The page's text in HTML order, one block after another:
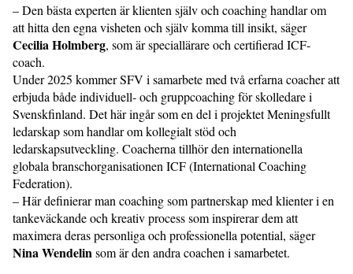
– Den bästa experten är klienten själv och coaching handlar om
att hitta den egna visheten och själv komma till insikt, säger
Cecilia Holmberg, som är speciallärare och certifierad ICF-
coach.
Under 2025 kommer SFV i samarbete med två erfarna coacher att
erbjuda både individuell- och gruppcoaching för skolledare i
Svenskfinland. Det här ingår som en del i projektet Meningsfullt
ledarskap som handlar om kollegialt stöd och
ledarskapsutveckling. Coacherna tillhör den internationella
globala branschorganisationen ICF (International Coaching
Federation).
– Här definierar man coaching som partnerskap med klienter i en
tankeväckande och kreativ process som inspirerar dem att
maximera deras personliga och professionella potential, säger
Nina Wendelinsom är den andra coachen i samarbetet.